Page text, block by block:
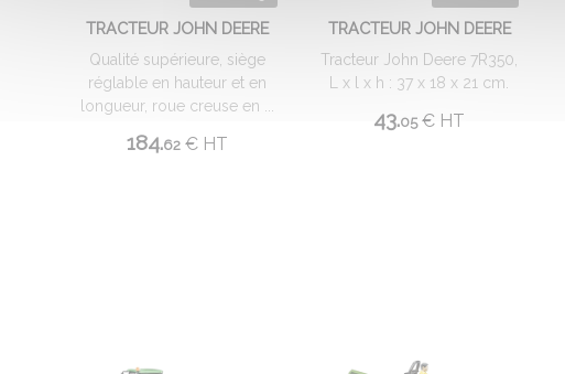
TRACTEUR JOHN DEERE
Qualité supérieure, siège
réglable en hauteur et en
longueur, roue creuse en ...
184.62 € HT
TRACTEUR JOHN DEERE
Tracteur John Deere 7R350,
L x l x h : 37 x 18 x 21 cm.
43.05 € HT